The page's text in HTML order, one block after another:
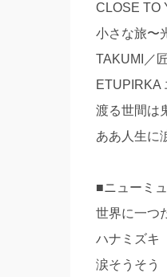
CLOSE TO
小さな旅〜
TAKUMI／
ETUPIRKA
渡る世間は
ああ人生に
■ニューミ
世界に一つ
ハナミズキ
涙そうそう